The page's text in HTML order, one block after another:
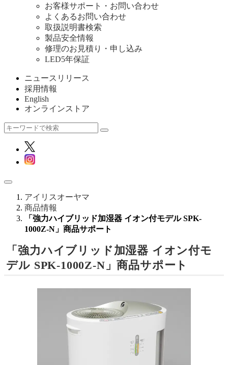
お客様サポート・お問い合わせ
よくあるお問い合わせ
取扱説明書検索
製品安全情報
修理のお見積り・申し込み
LED5年保証
ニュースリリース
採用情報
English
オンラインストア
アイリスオーヤマ
商品情報
「強力ハイブリッド加湿器 イオン付モデル SPK-
1000Z-N」商品サポート
「強力ハイブリッド加湿器 イオン付モ
デル SPK-1000Z-N」商品サポート